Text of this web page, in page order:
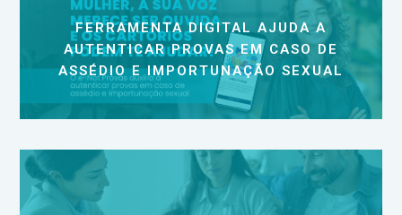
FERRAMENTA DIGITAL AJUDA A
AUTENTICAR PROVAS EM CASO DE
ASSÉDIO E IMPORTUNAÇÃO SEXUAL